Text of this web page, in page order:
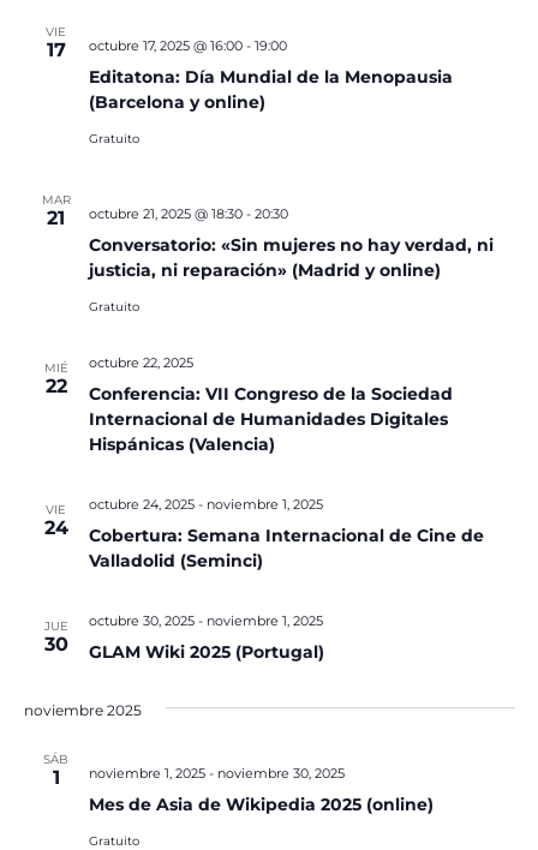
VIE
17
Editatona: Día Mundial de la Menopausia
(Barcelona y online)
octubre 17, 2025 @ 16:00- 19:00
Gratuito
MAR
21
Conversatorio: «Sin mujeres no hay verdad, ni
justicia, ni reparación» (Madrid y online)
octubre 21, 2025 @ 18:30- 20:30
Gratuito
MIÉ
22
Conferencia: VII Congreso de la Sociedad
Internacional de Humanidades Digitales
Hispánicas (Valencia)
octubre 22, 2025
VIE
24
Cobertura: Semana Internacional de Cine de
Valladolid (Seminci)
octubre 24, 2025- noviembre 1, 2025
JUE
30 GLAM Wiki 2025 (Portugal)
octubre 30, 2025- noviembre 1, 2025
noviembre 2025
SÁB
1
Mes de Asia de Wikipedia 2025 (online)
noviembre 1, 2025- noviembre 30, 2025
Gratuito